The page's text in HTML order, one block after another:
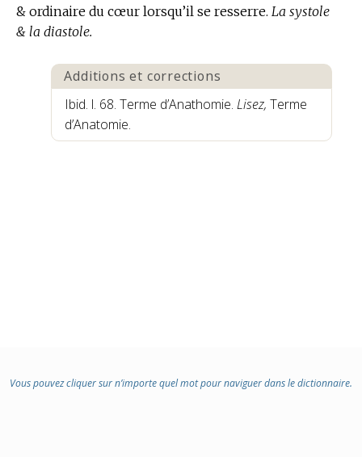
& ordinaire du cœur lorsqu’il se resserre. La systole
& la diastole.
Additions et corrections
Ibid. l. 68.Terme d’Anathomie. Lisez, Terme
d’Anatomie.
Vous pouvez cliquer sur n’importe quel mot pour naviguer dans le dictionnaire.